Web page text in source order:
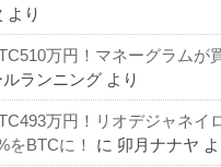
より
万円！マネーグラムが
ルランニング より
万円！リオデジャネイ
をBTCに！
に 卯月ナナヤ